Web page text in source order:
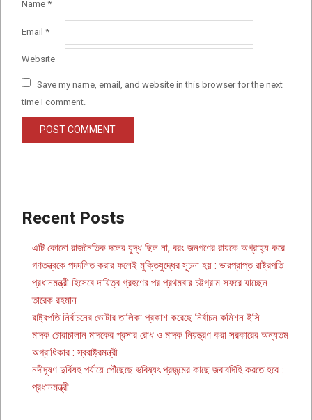
Name *
Email *
Website
Save my name, email, and website in this browser for the next
time I comment.
Recent Posts
এটি কোনো রাজনৈতিক দলের যুদ্ধ ছিল না, বরং জনগণের রায়কে অগ্রাহ্য করে
গণতন্ত্রকে পদদলিত করার ফলেই মুক্তিযুদ্ধের সূচনা হয় : ভারপ্রাপ্ত রাষ্ট্রপতি
প্রধানমন্ত্রী হিসেবে দায়িত্ব গ্রহণের পর প্রথমবার চট্টগ্রাম সফরে যাচ্ছেন
তারেক রহমান
রাষ্ট্রপতি নির্বাচনের ভোটার তালিকা প্রকাশ করেছে নির্বাচন কমিশন ইসি
মাদক চোরাচালান মাদকের প্রসার রোধ ও মাদক নিয়ন্ত্রণ করা সরকারের অন্যতম
অগ্রাধিকার : স্বরাষ্ট্রমন্ত্রী
নদীদূষণ দুর্বিষহ পর্যায়ে পৌঁছেছে ভবিষ্যৎ প্রজন্মের কাছে জবাবদিহি করতে হবে :
প্রধানমন্ত্রী